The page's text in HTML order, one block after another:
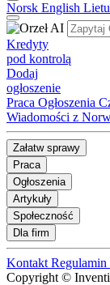
Norsk English
Kredyty
pod kontrolą
Dodaj
ogłoszenie
Praca Ogłoszenia
Wiadomości z
Załatw sprawy
Praca
Ogłoszenia
Artykuły
Społeczność
Dla firm
Kontakt Regulamin
Copyright ©